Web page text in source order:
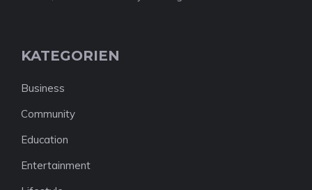
KATEGORIEN
Business
Community
Education
Entertainment